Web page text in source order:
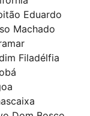
Eduardo
Machado
Filadélfia